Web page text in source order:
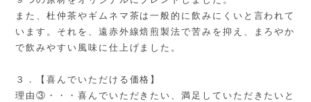
また、杜仲茶やギムネマ茶は一般的に飲みにくいと言われて
います。それを、遠赤外線焙煎製法で苦みを抑え、まろやか
で飲みやすい風味に仕上げました。
３．【喜んでいただける価格】
理由③・・・喜んでいただきたい、満足していただきたいと